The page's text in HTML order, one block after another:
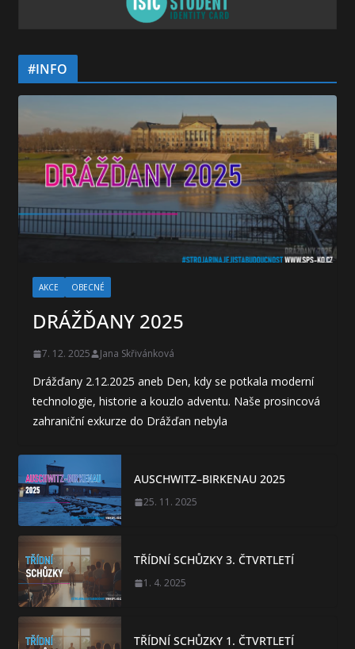
#INFO
AKCE OBECNÉ
DRÁŽĎANY 2025
7. 12. 2025 Jana Skřivánková
Drážďany 2.12.2025 aneb Den, kdy se potkala moderní
technologie, historie a kouzlo adventu. Naše prosincová
zahraniční exkurze do Drážďan nebyla
AUSCHWITZ–BIRKENAU 2025
25. 11. 2025
TŘÍDNÍ SCHŮZKY 3. ČTVRTLETÍ
1. 4. 2025
TŘÍDNÍ SCHŮZKY 1. ČTVRTLETÍ